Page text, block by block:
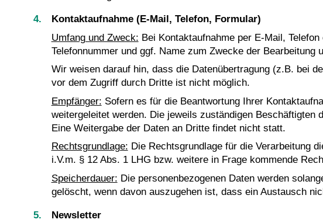
Kontaktaufnahme (E-Mail, Telefon, Formular)
Umfang und Zweck: Bei Kontaktaufnahme per E-Mail,
Telefonnummer und ggf. Name zum Zwecke der Bearbeitung
Wir weisen darauf hin, dass die Datenübertragung (z.B. bei
vor dem Zugriff durch Dritte ist nicht möglich.
Empfänger: Sofern es für die Beantwortung Ihrer
weitergeleitet werden. Die jeweils zuständigen Beschäftigten
Eine Weitergabe der Daten an Dritte findet nicht statt.
Rechtsgrundlage: Die Rechtsgrundlage für die Verarbeitung
i.V.m. § 12 Abs. 1 LHG bzw. weitere in Frage kommende
Speicherdauer: Die personenbezogenen Daten werden
gelöscht, wenn davon auszugehen ist, dass ein Austausch
Newsletter